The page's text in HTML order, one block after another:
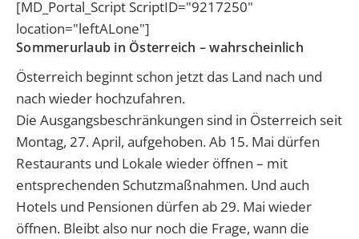
[MD_Portal_Script ScriptID="9217250"
location="leftALone"]
Sommerurlaub in Österreich – wahrscheinlich
Österreich beginnt schon jetzt das Land nach und
nach wieder hochzufahren.
Die Ausgangsbeschränkungen sind in Österreich seit
Montag, 27. April, aufgehoben. Ab 15. Mai dürfen
Restaurants und Lokale wieder öffnen – mit
entsprechenden Schutzmaßnahmen. Und auch
Hotels und Pensionen dürfen ab 29. Mai wieder
öffnen. Bleibt also nur noch die Frage, wann die